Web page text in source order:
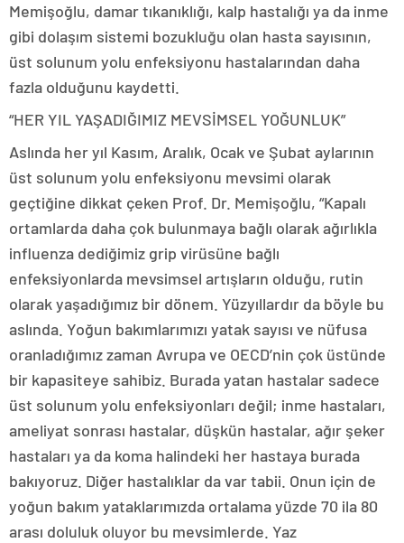
Memişoğlu, damar tıkanıklığı, kalp hastalığı ya da inme
gibi dolaşım sistemi bozukluğu olan hasta sayısının,
üst solunum yolu enfeksiyonu hastalarından daha
fazla olduğunu kaydetti.
“HER YIL YAŞADIĞIMIZ MEVSİMSEL YOĞUNLUK”
Aslında her yıl Kasım, Aralık, Ocak ve Şubat aylarının
üst solunum yolu enfeksiyonu mevsimi olarak
geçtiğine dikkat çeken Prof. Dr. Memişoğlu, “Kapalı
ortamlarda daha çok bulunmaya bağlı olarak ağırlıkla
influenza dediğimiz grip virüsüne bağlı
enfeksiyonlarda mevsimsel artışların olduğu, rutin
olarak yaşadığımız bir dönem. Yüzyıllardır da böyle bu
aslında. Yoğun bakımlarımızı yatak sayısı ve nüfusa
oranladığımız zaman Avrupa ve OECD’nin çok üstünde
bir kapasiteye sahibiz. Burada yatan hastalar sadece
üst solunum yolu enfeksiyonları değil; inme hastaları,
ameliyat sonrası hastalar, düşkün hastalar, ağır şeker
hastaları ya da koma halindeki her hastaya burada
bakıyoruz. Diğer hastalıklar da var tabii. Onun için de
yoğun bakım yataklarımızda ortalama yüzde 70 ila 80
arası doluluk oluyor bu mevsimlerde. Yaz